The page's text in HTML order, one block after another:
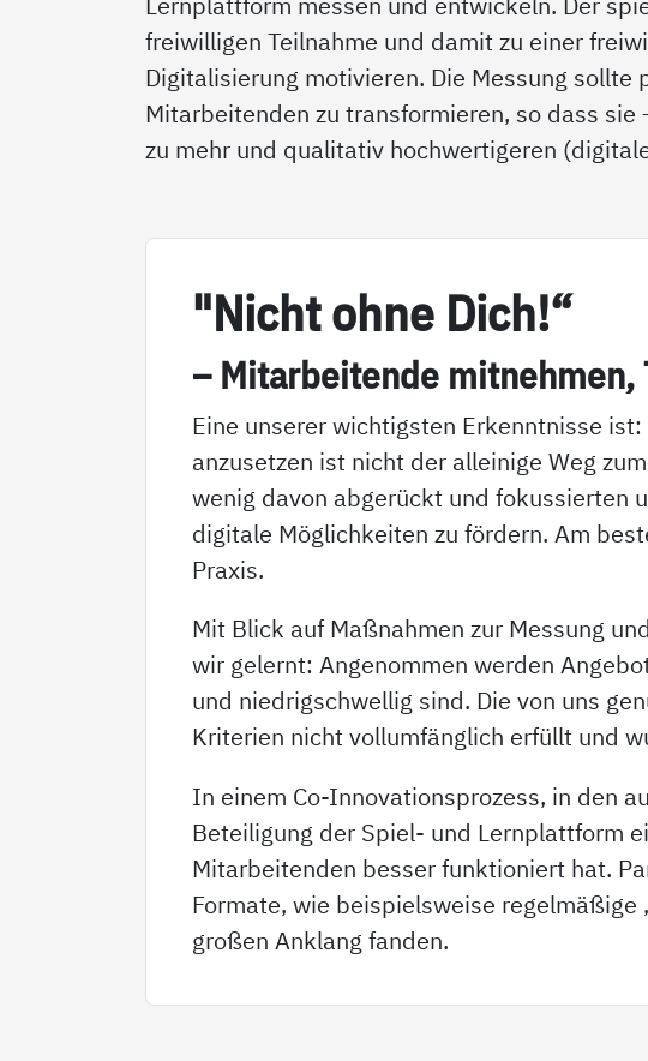
freiwilligen Teilnahme und damit zu einer
Digitalisierung motivieren. Die Messung
Mitarbeitenden zu transformieren, so dass
zu mehr und qualitativ hochwertigeren
"Nicht oh­ne Dich!“
– Mit­ar­bei­ten­de
Eine unserer wichtigsten Erkenntnisse
anzusetzen ist nicht der alleinige Weg
wenig davon abgerückt und fokussierten
digitale Möglichkeiten zu fördern. Am
Praxis.
Mit Blick auf Maßnahmen zur Messung
wir gelernt: Angenommen werden
und niedrigschwellig sind. Die von uns
Kriterien nicht vollumfänglich erfüllt und
In einem Co-Innovationsprozess, in den
Beteiligung der Spiel- und Lernplattform
Mitarbeitenden besser funktioniert hat.
Formate, wie beispielsweise
großen Anklang fanden.